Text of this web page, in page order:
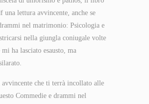
una lettura avvincente, anche se
nel matrimonio: Psicologia e
nella giungla coniugale volte
mi ha lasciato esausto, ma
avvincente che ti terrà incollato alle
Commedie e drammi nel